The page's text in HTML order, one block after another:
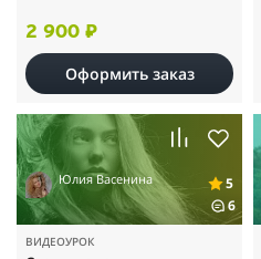
2 900 ₽
Оформить заказ
Юлия Васенина
5
6
ВИДЕОУРОК